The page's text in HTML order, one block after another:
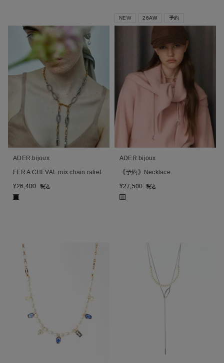
ADER.bijoux
FER A CHEVAL mix chain raliet
¥26,400 税込
■
NEW 26AW 予約
ADER.bijoux
《予約》Necklace
¥27,500 税込
■